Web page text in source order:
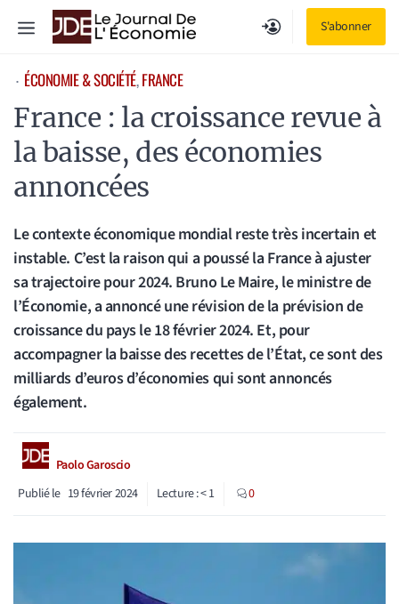
S'abonner
Menu
⋅ ÉCONOMIE & SOCIÉTÉ, FRANCE
France : la croissance revue à
la baisse, des économies
annoncées
Le contexte économique mondial reste très incertain et
instable. C’est la raison qui a poussé la France à ajuster
sa trajectoire pour 2024. Bruno Le Maire, le ministre de
l’Économie, a annoncé une révision de la prévision de
croissance du pays le 18 février 2024. Et, pour
accompagner la baisse des recettes de l’État, ce sont des
milliards d’euros d’économies qui sont annoncés
également.
Paolo Garoscio
Publié le 19 février 2024 Lecture :< 1 0